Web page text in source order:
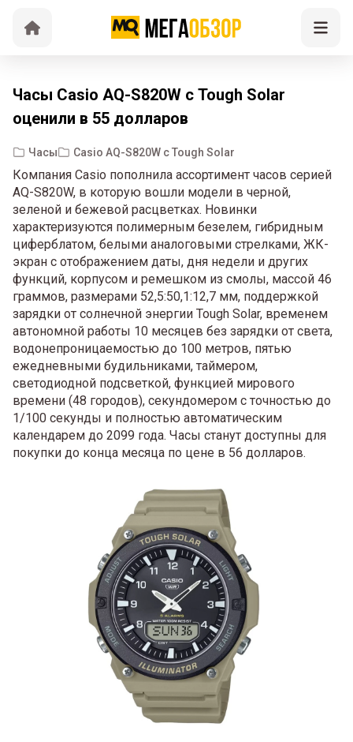
Часы Casio AQ-S820W с Tough Solar
оценили в 55 долларов
Часы Casio AQ-S820W с Tough Solar
Компания Casio пополнила ассортимент часов серией
AQ-S820W, в которую вошли модели в черной,
зеленой и бежевой расцветках. Новинки
характеризуются полимерным безелем, гибридным
циферблатом, белыми аналоговыми стрелками, ЖК-
экран с отображением даты, дня недели и других
функций, корпусом и ремешком из смолы, массой 46
граммов, размерами 52,5:50,1:12,7 мм, поддержкой
зарядки от солнечной энергии Tough Solar, временем
автономной работы 10 месяцев без зарядки от света,
водонепроницаемостью до 100 метров, пятью
ежедневными будильниками, таймером,
светодиодной подсветкой, функцией мирового
времени (48 городов), секундомером с точностью до
1/100 секунды и полностью автоматическим
календарем до 2099 года. Часы станут доступны для
покупки до конца месяца по цене в 56 долларов.